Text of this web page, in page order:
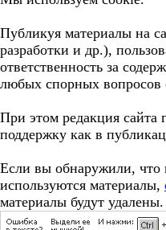
Публикуя материалы на
разработки и др.),
ответственность за
любых спорных вопросов
При этом редакция сайта
поддержку как в
Если вы обнаружили, что
используются материалы,
материалы будут удалены.